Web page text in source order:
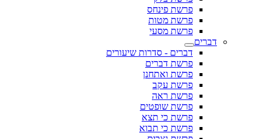
פרשת פינחס
פרשת מטות
פרשת מסעי
דברים
דברים - סדרות שיעורים
פרשת דברים
פרשת ואתחנן
פרשת עקב
פרשת ראה
פרשת שופטים
פרשת כי תצא
פרשת כי תבוא